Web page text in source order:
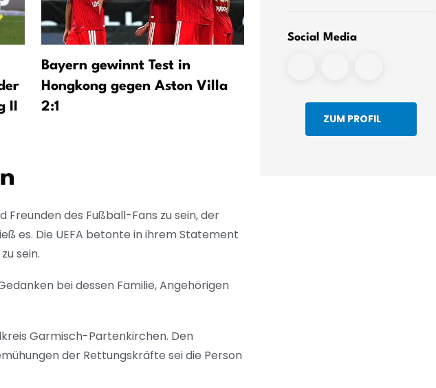
II
Bayern gewinnt Test in
Hongkong gegen Aston Villa
2:1
Nürnberg zum Auftakt
Freunden des Fußball-Fans zu sein, der
es. Die UEFA betonte in ihrem Statement
sein.
bei dessen Familie, Angehörigen
Garmisch-Partenkirchen. Den
der Rettungskräfte sei die Person
Social Media
ZUM PROFIL